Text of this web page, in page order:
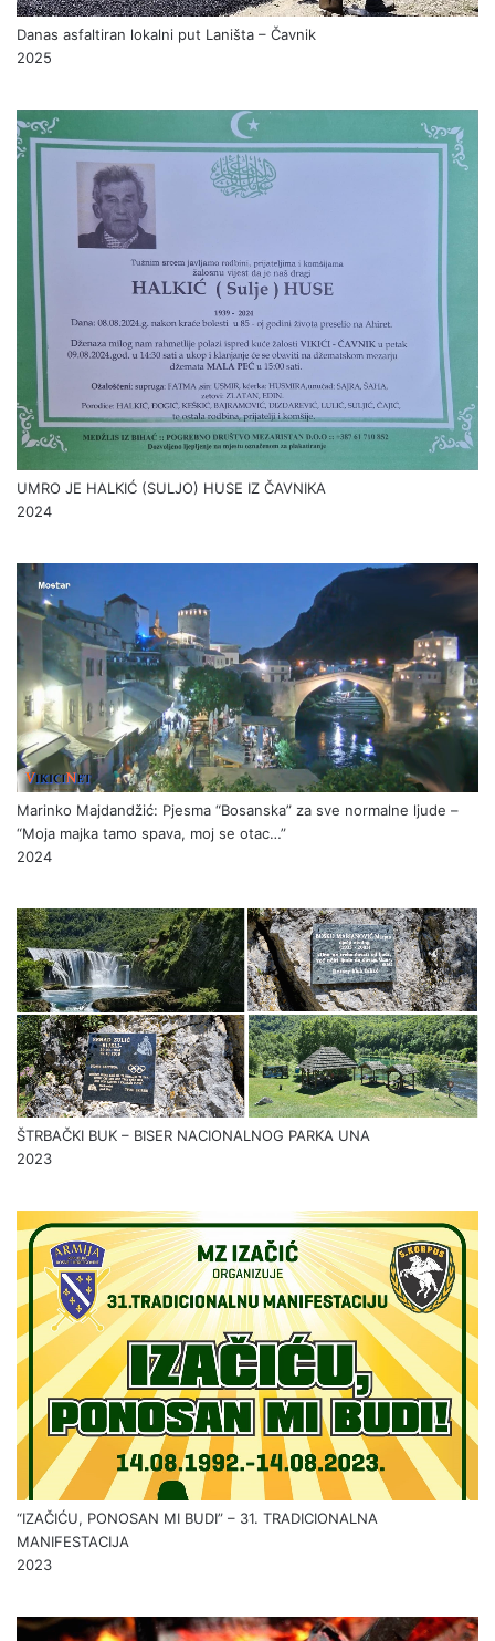
Danas asfaltiran lokalni put Laništa – Čavnik
2025
UMRO JE HALKIĆ (SULJO) HUSE IZ ČAVNIKA
2024
Marinko Majdandžić: Pjesma “Bosanska” za sve normalne ljude –
“Moja majka tamo spava, moj se otac…”
2024
ŠTRBAČKI BUK – BISER NACIONALNOG PARKA UNA
2023
“IZAČIĆU, PONOSAN MI BUDI” – 31. TRADICIONALNA
MANIFESTACIJA
2023